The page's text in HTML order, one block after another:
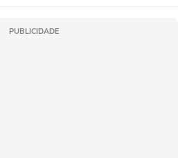
PUBLICIDADE